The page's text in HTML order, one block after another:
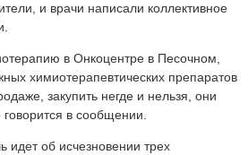
и врачи написали коллективное
в Онкоцентре в Песочном,
химиотерапевтических препаратов
закупить негде и нельзя, они
в сообщении.
идет об исчезновении трех